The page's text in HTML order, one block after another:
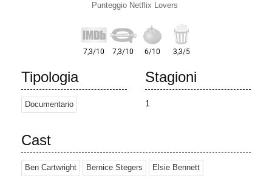
Punteggio Netflix Lovers
Tipologia
Documentario
Stagioni
1
Cast
Ben Cartwright Bernice Stegers Elsie Bennett